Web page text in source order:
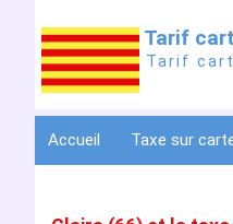
Tarif
Tarif
Accueil Taxe sur